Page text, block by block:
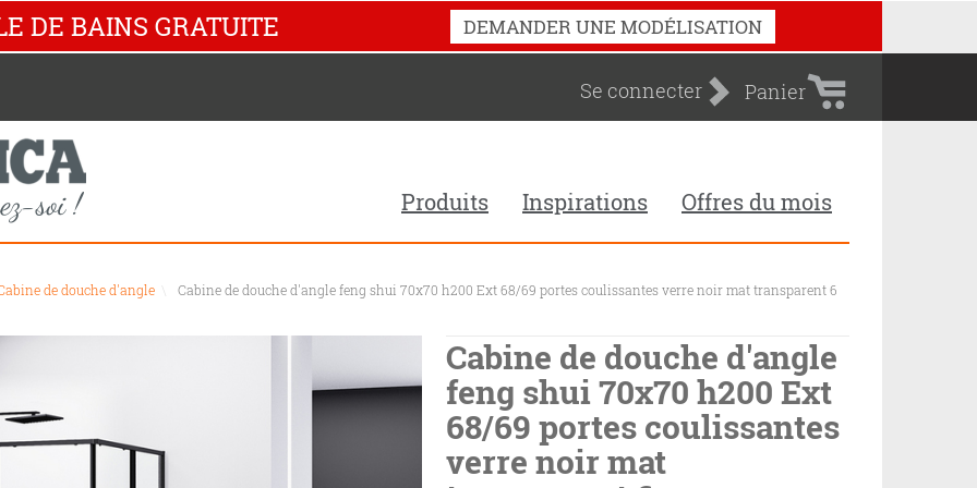
DE BAINS GRATUITE DEMANDER UNE MODÉLISATION
Se connecter
Panier
d'achat
Panier
Produits Inspirations Offres du mois
de douche d'angle
Cabine de douche d'angle feng shui 70x70 h200 Ext 68/69 portes coulissantes verre noir mat transparent 6
Cabine de douche d'angle
feng shui 70x70 h200 Ext
68/69 portes coulissantes
verre noir mat